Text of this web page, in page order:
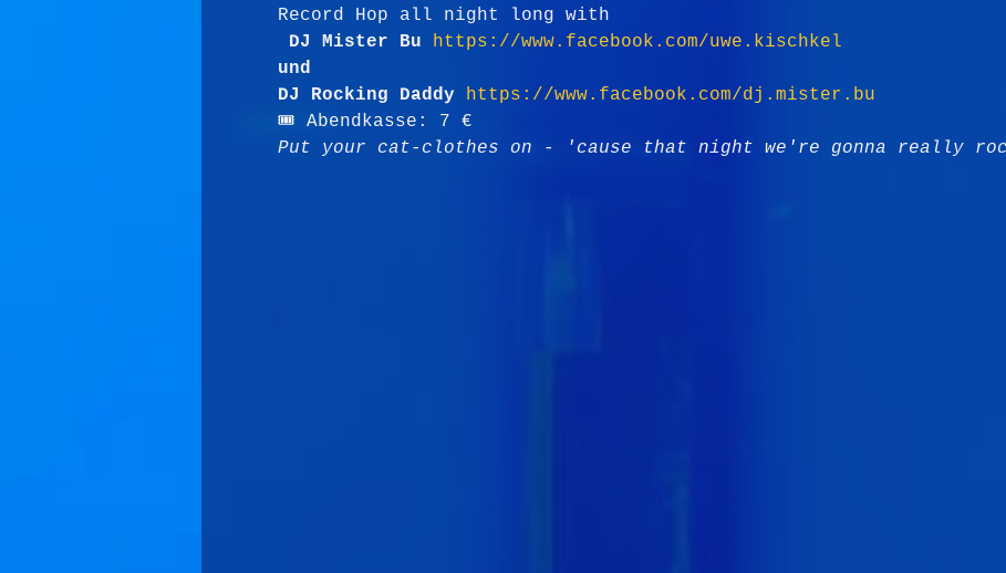
Record Hop all night long with
DJ Mister Bu https://www.facebook.com/uwe.kischkel
und
DJ Rocking Daddy https://www.facebook.com/dj.mister.bu
🎟 Abendkasse: 7 €
Put your cat-clothes on - 'cause that night we're gonna really